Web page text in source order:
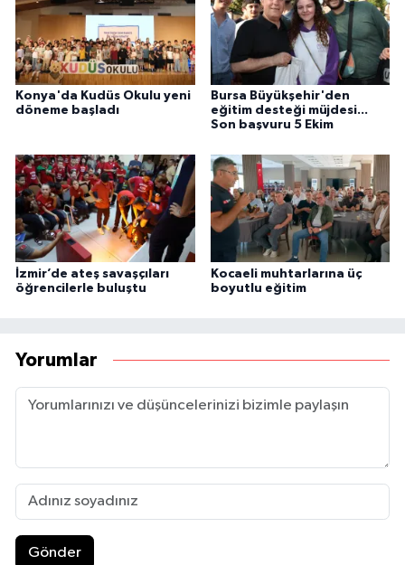
Konya'da Kudüs Okulu yeni
döneme başladı
Bursa Büyükşehir'den
eğitim desteği müjdesi...
Son başvuru 5 Ekim
İzmir’de ateş savaşçıları
öğrencilerle buluştu
Kocaeli muhtarlarına üç
boyutlu eğitim
Yorumlar
Gönder